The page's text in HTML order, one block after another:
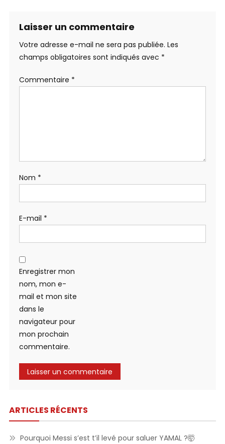
Laisser un commentaire
Votre adresse e-mail ne sera pas publiée. Les
champs obligatoires sont indiqués avec *
Commentaire *
Nom *
E-mail *
Enregistrer mon
nom, mon e-
mail et mon site
dans le
navigateur pour
mon prochain
commentaire.
ARTICLES RÉCENTS
Pourquoi Messi s’est t’il levé pour saluer YAMAL ?🤯